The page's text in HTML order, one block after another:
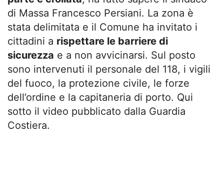
di Massa Francesco Persiani. La zona è
stata delimitata e il Comune ha invitato i
cittadini a rispettare le barriere di
sicurezza e a non avvicinarsi. Sul posto
sono intervenuti il personale del 118, i vigili
del fuoco, la protezione civile, le forze
dell’ordine e la capitaneria di porto. Qui
sotto il video pubblicato dalla Guardia
Costiera.